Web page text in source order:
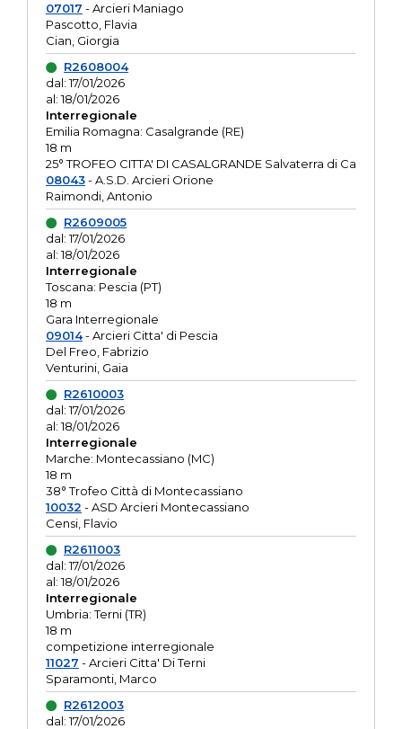
07017 - Arcieri Maniago
Pascotto, Flavia
Cian, Giorgia
R2608004
dal: 17/01/2026
al: 18/01/2026
Interregionale
Emilia Romagna: Casalgrande (RE)
18 m
25° TROFEO CITTA' DI CASALGRANDE Salvaterra di Ca
08043- A.S.D. Arcieri Orione
Raimondi, Antonio
R2609005
dal: 17/01/2026
al: 18/01/2026
Interregionale
Toscana: Pescia (PT)
18 m
Gara Interregionale
09014- Arcieri Citta' di Pescia
Del Freo, Fabrizio
Venturini, Gaia
R2610003
dal: 17/01/2026
al: 18/01/2026
Interregionale
Marche: Montecassiano (MC)
18 m
38° Trofeo Città di Montecassiano
10032 - ASD Arcieri Montecassiano
Censi, Flavio
R2611003
dal: 17/01/2026
al: 18/01/2026
Interregionale
Umbria: Terni (TR)
18 m
competizione interregionale
11027 - Arcieri Citta' Di Terni
Sparamonti, Marco
R2612003
dal: 17/01/2026